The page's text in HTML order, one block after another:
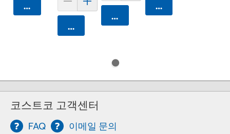
카트에 담기
카트에 담기
카트에 담기
카트에 담기
코스트코 고객센터
FAQ 이메일 문의